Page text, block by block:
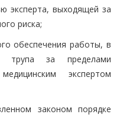
эксперта, выходящей за
риска;
обеспечения работы, в
трупа за пределами
экспертом
законом порядке